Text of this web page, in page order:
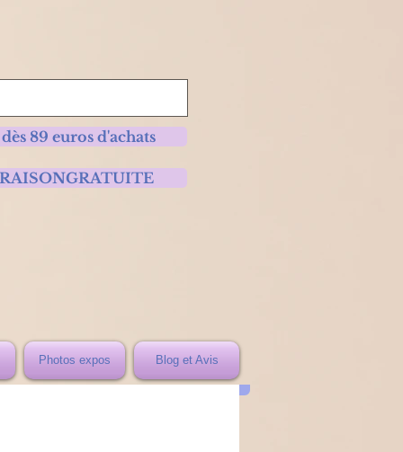
89 euros d'achats
Photos expos Blog et Avis